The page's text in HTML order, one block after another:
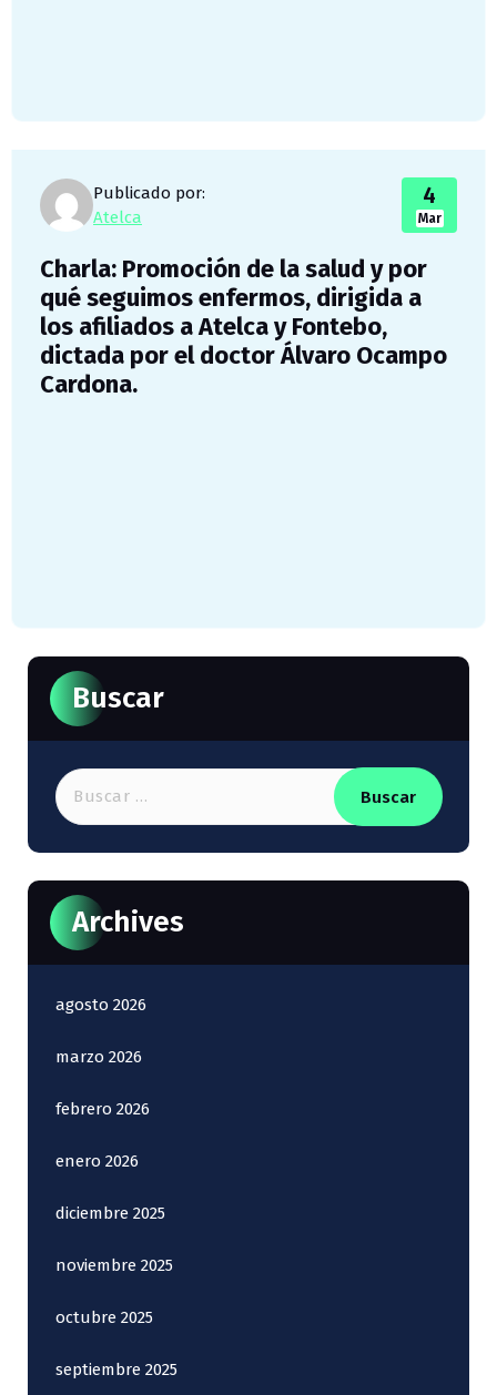
Publicado por:
Atelca
4
Mar
Charla: Promoción de la salud y por
qué seguimos enfermos, dirigida a
los afiliados a Atelca y Fontebo,
dictada por el doctor Álvaro Ocampo
Cardona.
Buscar
Buscar:
Archives
agosto 2026
marzo 2026
febrero 2026
enero 2026
diciembre 2025
noviembre 2025
octubre 2025
septiembre 2025